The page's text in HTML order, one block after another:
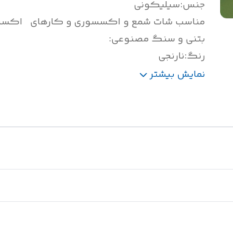
جنس:سیلیکونی
مناسب شات شمع و اکسسوری و کارهای
بتنی و سنگ مصنوعی:
رنگ:نارنجی
وزن(گرم):
900نمایش بیشتر